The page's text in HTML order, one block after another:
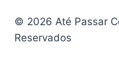
© 2026 Até Passar
Reservados